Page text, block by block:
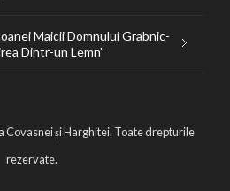
Maicii Domnului Grabnic-
Dintr-un Lemn”
Covasnei și Harghitei. Toate drepturile
rezervate.